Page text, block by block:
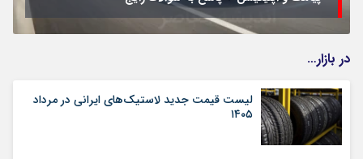
در بازار…
لیست قیمت جدید لاستیک‌های ایرانی در مرداد
۱۴۰۵